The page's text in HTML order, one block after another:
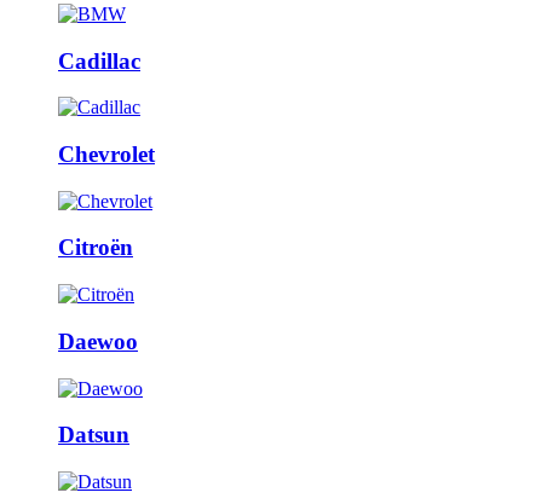
Cadillac
Chevrolet
Citroën
Daewoo
Datsun